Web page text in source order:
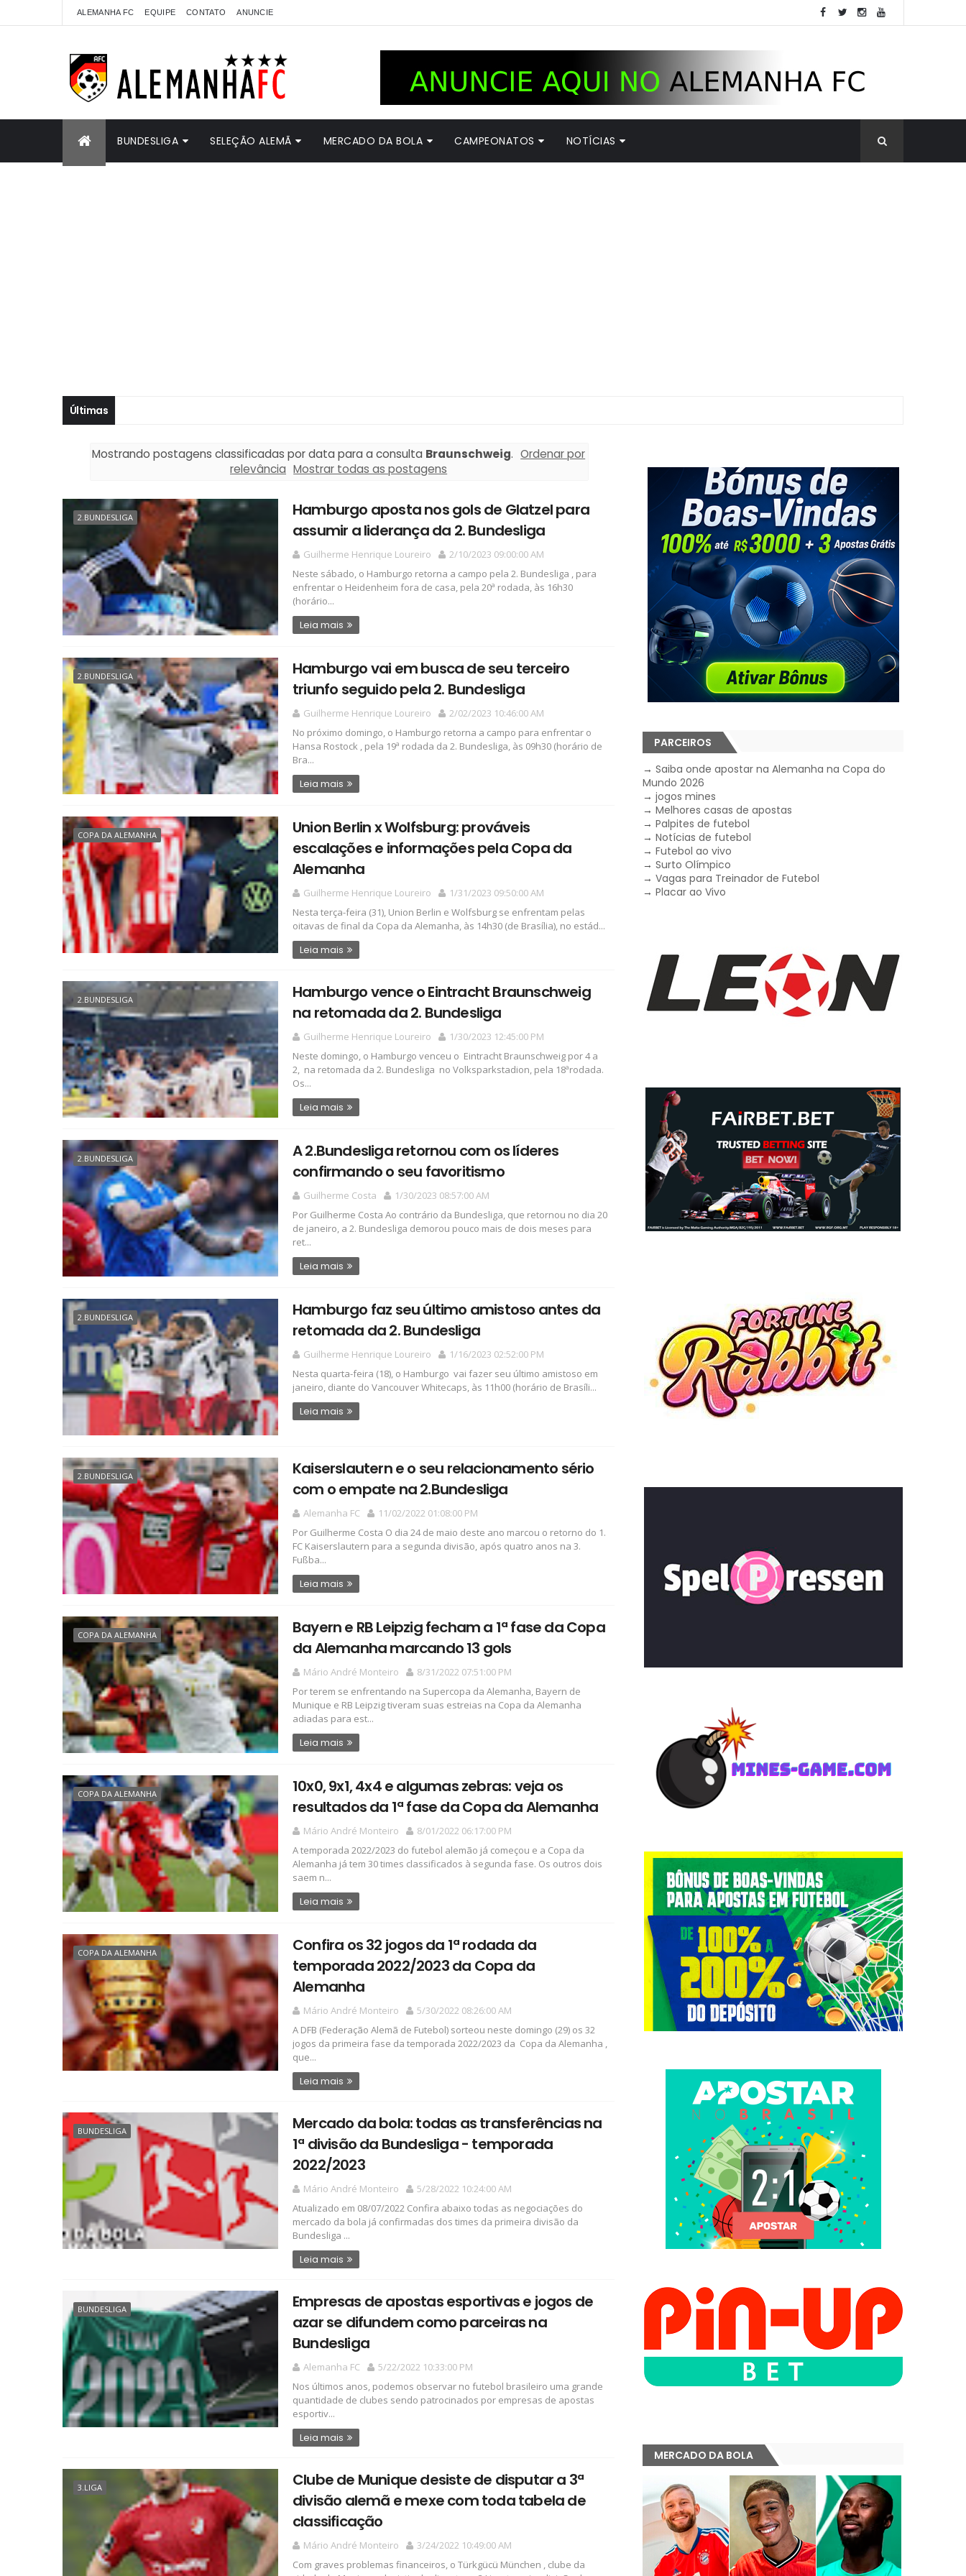
ALEMANHA FC EQUIPE CONTATO ANUNCIE
BUNDESLIGA SELEÇÃO ALEMÃ MERCADO DA BOLA CAMPEONATOS NOTÍCIAS
Últimas
Mostrando postagens classificadas por data para a consulta Braunschweig. Ordenar por
relevância Mostrar todas as postagens
2.BUNDESLIGA
Hamburgo aposta nos gols de Glatzel para
assumir a liderança da 2. Bundesliga
Guilherme Henrique Loureiro
2/10/2023 09:00:00 AM
Neste sábado, o Hamburgo retorna a campo pela 2. Bundesliga , para
enfrentar o Heidenheim fora de casa, pela 20ª rodada, às 16h30
(horário...
Leia mais
2.BUNDESLIGA
Hamburgo vai em busca de seu terceiro
triunfo seguido pela 2. Bundesliga
Guilherme Henrique Loureiro
2/02/2023 10:46:00 AM
No próximo domingo, o Hamburgo retorna a campo para enfrentar o
Hansa Rostock , pela 19ª rodada da 2. Bundesliga, às 09h30 (horário de
Bra...
Leia mais
COPA DA ALEMANHA
Union Berlin x Wolfsburg: prováveis
escalações e informações pela Copa da
Alemanha
Guilherme Henrique Loureiro
1/31/2023 09:50:00 AM
Nesta terça-feira (31), Union Berlin e Wolfsburg se enfrentam pelas
oitavas de final da Copa da Alemanha, às 14h30 (de Brasília), no estád...
Leia mais
2.BUNDESLIGA
Hamburgo vence o Eintracht Braunschweig
na retomada da 2. Bundesliga
Guilherme Henrique Loureiro
1/30/2023 12:45:00 PM
Neste domingo, o Hamburgo venceu o Eintracht Braunschweig por 4 a
2, na retomada da 2. Bundesliga no Volksparkstadion, pela 18ªrodada.
Os...
Leia mais
2.BUNDESLIGA
A 2.Bundesliga retornou com os líderes
confirmando o seu favoritismo
Guilherme Costa
1/30/2023 08:57:00 AM
Por Guilherme Costa Ao contrário da Bundesliga, que retornou no dia 20
de janeiro, a 2. Bundesliga demorou pouco mais de dois meses para
ret...
Leia mais
2.BUNDESLIGA
Hamburgo faz seu último amistoso antes da
retomada da 2. Bundesliga
Guilherme Henrique Loureiro
1/16/2023 02:52:00 PM
Nesta quarta-feira (18), o Hamburgo vai fazer seu último amistoso em
janeiro, diante do Vancouver Whitecaps, às 11h00 (horário de Brasíli...
Leia mais
2.BUNDESLIGA
Kaiserslautern e o seu relacionamento sério
com o empate na 2.Bundesliga
Alemanha FC
11/02/2022 01:08:00 PM
Por Guilherme Costa O dia 24 de maio deste ano marcou o retorno do 1.
FC Kaiserslautern para a segunda divisão, após quatro anos na 3.
Fußba...
Leia mais
COPA DA ALEMANHA
Bayern e RB Leipzig fecham a 1ª fase da Copa
da Alemanha marcando 13 gols
Mário André Monteiro
8/31/2022 07:51:00 PM
Por terem se enfrentando na Supercopa da Alemanha, Bayern de
Munique e RB Leipzig tiveram suas estreias na Copa da Alemanha
adiadas para est...
Leia mais
COPA DA ALEMANHA
10x0, 9x1, 4x4 e algumas zebras: veja os
resultados da 1ª fase da Copa da Alemanha
Mário André Monteiro
8/01/2022 06:17:00 PM
A temporada 2022/2023 do futebol alemão já começou e a Copa da
Alemanha já tem 30 times classificados à segunda fase. Os outros dois
saem n...
Leia mais
COPA DA ALEMANHA
Confira os 32 jogos da 1ª rodada da
temporada 2022/2023 da Copa da
Alemanha
Mário André Monteiro
5/30/2022 08:26:00 AM
A DFB (Federação Alemã de Futebol) sorteou neste domingo (29) os 32
jogos da primeira fase da temporada 2022/2023 da Copa da Alemanha ,
que...
Leia mais
BUNDESLIGA
Mercado da bola: todas as transferências na
1ª divisão da Bundesliga - temporada
2022/2023
Mário André Monteiro
5/28/2022 10:24:00 AM
Atualizado em 08/07/2022 Confira abaixo todas as negociações do
mercado da bola já confirmadas dos times da primeira divisão da
Bundesliga ...
Leia mais
BUNDESLIGA
Empresas de apostas esportivas e jogos de
azar se difundem como parceiras na
Bundesliga
Alemanha FC
5/22/2022 10:33:00 PM
Nos últimos anos, podemos observar no futebol brasileiro uma grande
quantidade de clubes sendo patrocinados por empresas de apostas
esportiv...
Leia mais
3.LIGA
Clube de Munique desiste de disputar a 3ª
divisão alemã e mexe com toda tabela de
classificação
Mário André Monteiro
3/24/2022 10:49:00 AM
Com graves problemas financeiros, o Türkgücü München , clube da
PARCEIROS
→Saiba onde apostar na Alemanha na Copa do
Mundo 2026
→jogos mines
→Melhores casas de apostas
→Palpites de futebol
→Notícias de futebol
→Futebol ao vivo
→Surto Olímpico
→Vagas para Treinador de Futebol
→Placar ao Vivo
MERCADO DA BOLA